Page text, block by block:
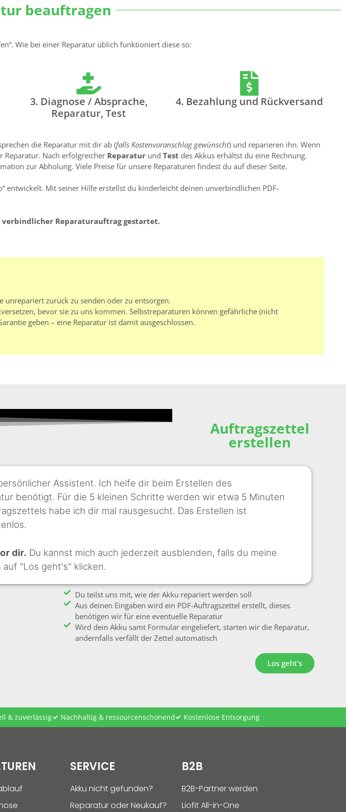
beauftragen
Wie bei einer Reparatur üblich funktioniert diese so:
3. Diagnose / Absprache,
Reparatur, Test
4. Bezahlung und Rückversand
die Reparatur mit dir ab (falls Kostenvoranschlag gewünscht) und reparieren ihn. Wenn
Reparatur. Nach erfolgreicher Reparatur und Test des Akkus erhältst du eine Rechnung.
zur Abholung. Viele Preise für unsere Reparaturen findest du auf dieser Seite.
entwickelt. Mit seiner Hilfe erstellst du kinderleicht deinen unverbindlichen PDF-
verbindlicher Reparaturauftrag gestartet.
zurück zu senden oder zu entsorgen.
bevor sie zu uns kommen. Selbstreparaturen können gefährliche (nicht
geben – eine Reparatur ist damit ausgeschlossen.
Auftragszettel
erstellen
Assistent. Ich helfe dir beim Erstellen des
benötigt. Für die 5 kleinen Schritte werden wir etwa 5 Minuten
habe ich dir mal rausgesucht. Das Erstellen ist
dir. Du kannst mich auch jederzeit ausblenden, falls du meine
"Los geht's" klicken.
Du teilst uns mit, wie der Akku repariert werden soll
Aus deinen Eingaben wird ein PDF-Auftragszettel erstellt, dieses
benötigen wir für eine eventuelle Reparatur
Wird dein Akku samt Formular eingeliefert, starten wir die Reparatur,
andernfalls verfällt der Zettel automatisch
Los geht's
& zuverlässig Nachhaltig & ressourcenschonend Kostenlose Entsorgung
SERVICE
Akku nicht gefunden?
Reparatur oder Neukauf?
B2B
B2B-Partner werden
Liofit All-in-One